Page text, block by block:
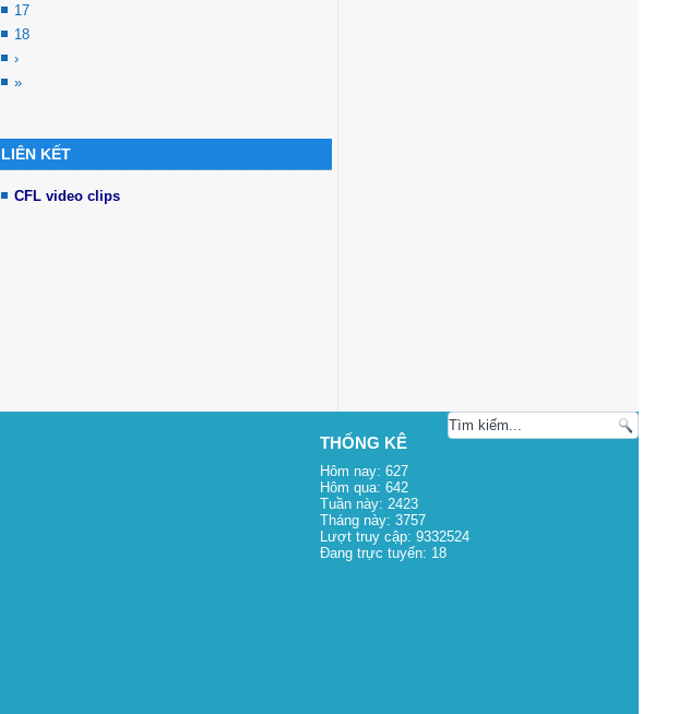
17
18
›
»
LIÊN KẾT
CFL video clips
THỐNG KÊ
Hôm nay: 627
Hôm qua: 642
Tuần này: 2423
Tháng này: 3757
Lượt truy cập: 9332524
Đang trực tuyến: 18